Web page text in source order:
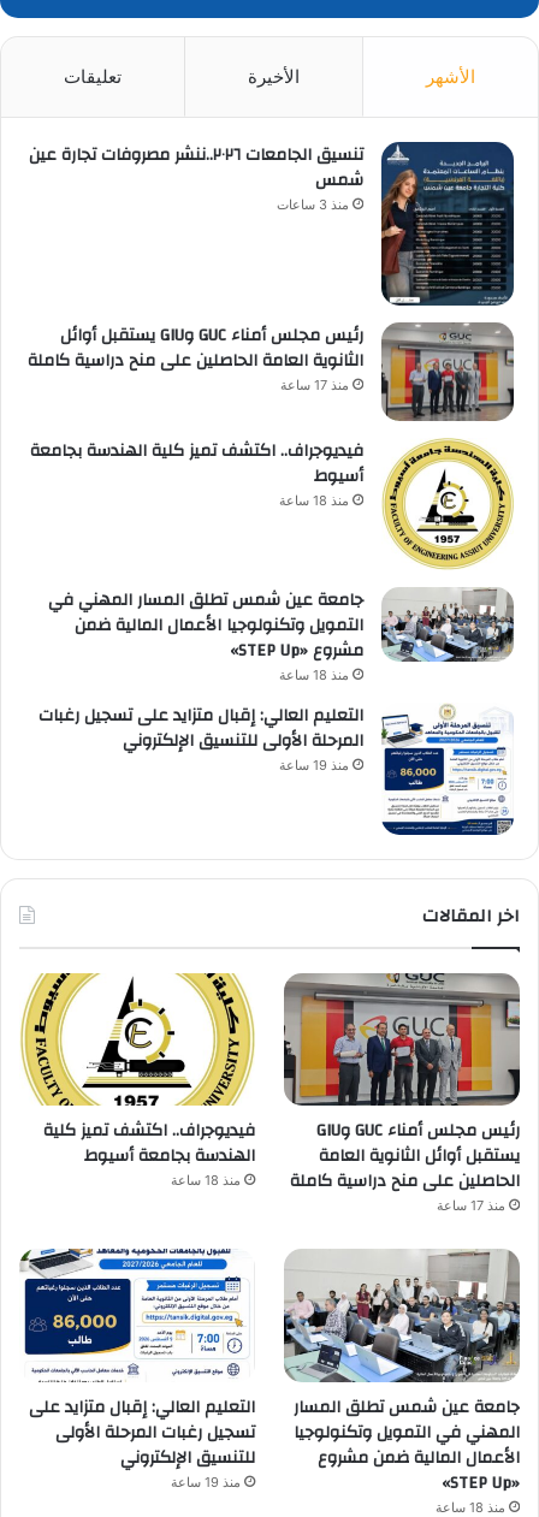
الأشهر الأخيرة تعليقات
تنسيق الجامعات ٢٠٢٦..ننشر مصروفات تجارة عين
شمس
منذ 3 ساعات
رئيس مجلس أمناء GUC وGIU يستقبل أوائل
الثانوية العامة الحاصلين على منح دراسية كاملة
منذ 17 ساعة
فيديوجراف.. اكتشف تميز كلية الهندسة بجامعة
أسيوط
منذ 18 ساعة
جامعة عين شمس تطلق المسار المهني في
التمويل وتكنولوجيا الأعمال المالية ضمن
مشروع «STEP Up»
منذ 18 ساعة
التعليم العالي: إقبال متزايد على تسجيل رغبات
المرحلة الأولى للتنسيق الإلكتروني
منذ 19 ساعة
اخر المقالات
رئيس مجلس أمناء GUC وGIU
يستقبل أوائل الثانوية العامة
الحاصلين على منح دراسية كاملة
منذ 17 ساعة
فيديوجراف.. اكتشف تميز كلية
الهندسة بجامعة أسيوط
منذ 18 ساعة
جامعة عين شمس تطلق المسار
المهني في التمويل وتكنولوجيا
الأعمال المالية ضمن مشروع
«STEP Up»
منذ 18 ساعة
التعليم العالي: إقبال متزايد على
تسجيل رغبات المرحلة الأولى
للتنسيق الإلكتروني
منذ 19 ساعة